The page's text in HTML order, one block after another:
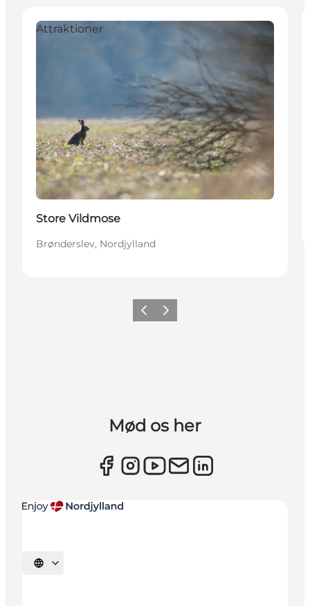
Attraktioner
Store Vildmose
Brønderslev, Nordjylland
ForrigeNæste
Mød os her
Vælg sprog